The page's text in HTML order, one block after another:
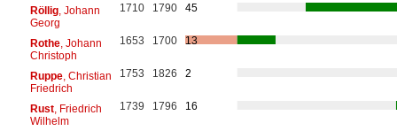
Röllig, Johann
Georg
1710 1790 45
Rothe, Johann
Christoph
1653 1700 13
Ruppe, Christian
Friedrich
1753 1826 2
Rust, Friedrich
Wilhelm
1739 1796 16